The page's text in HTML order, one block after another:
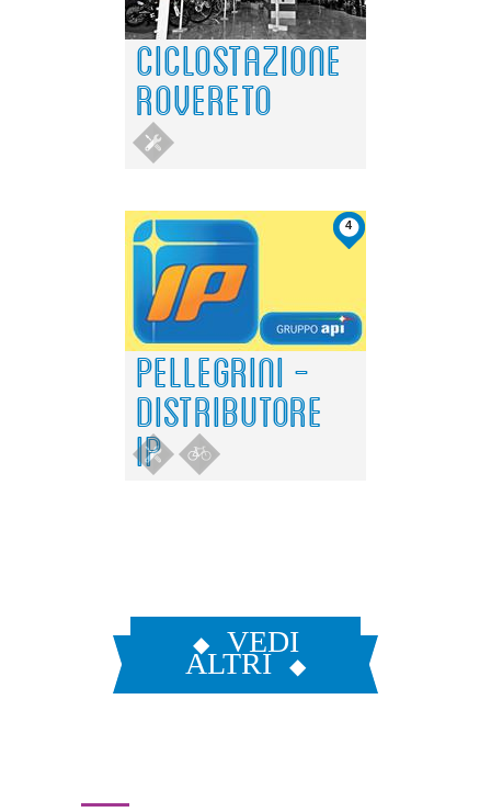
CICLOSTAZIONE
ROVERETO
4
PELLEGRINI -
DISTRIBUTORE
IP
VEDI
ALTRI